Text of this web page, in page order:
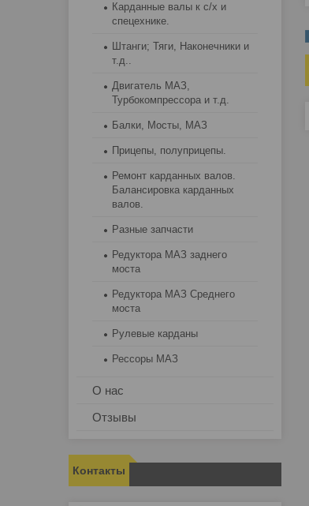
Карданные валы к с/х и
спецехнике.
Штанги; Тяги, Наконечники и
т.д..
Двигатель МАЗ,
Турбокомпрессора и т.д.
Балки, Мосты, МАЗ
Прицепы, полуприцепы.
Ремонт карданных валов.
Балансировка карданных
валов.
Разные запчасти
Редуктора МАЗ заднего
моста
Редуктора МАЗ Среднего
моста
Рулевые карданы
Рессоры МАЗ
О нас
Отзывы
Контакты